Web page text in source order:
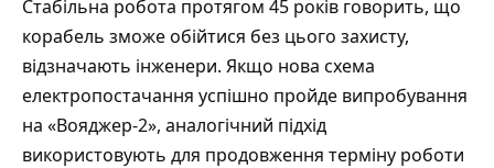
Стабільна робота протягом 45 років говорить, що
корабель зможе обійтися без цього захисту,
відзначають інженери. Якщо нова схема
електропостачання успішно пройде випробування
на «Вояджер-2», аналогічний підхід
використовують для продовження терміну роботи